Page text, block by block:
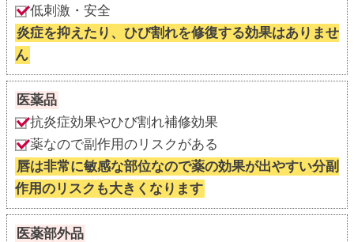
低刺激・安全
炎症を抑えたり、ひび割れを修復する効果はありませ
ん
医薬品
抗炎症効果やひび割れ補修効果
薬なので副作用のリスクがある
唇は非常に敏感な部位なので薬の効果が出やすい分副
作用のリスクも大きくなります
医薬部外品